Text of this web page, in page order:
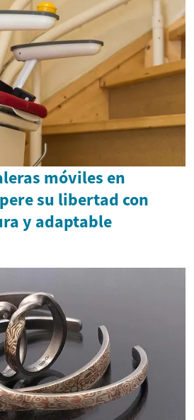
móviles en
su libertad con
y adaptable